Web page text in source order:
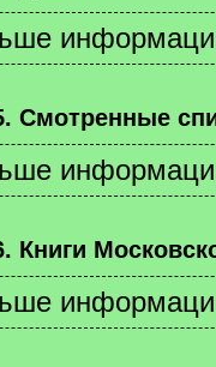
Смотренные
Книги